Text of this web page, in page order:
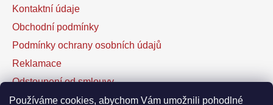
Používáme cookies, abychom Vám umožnili pohodlné
Kontaktní údaje
Obchodní podmínky
Podmínky ochrany osobních údajů
Reklamace
Odstoupení od smlouvy
Kontaktní formulář